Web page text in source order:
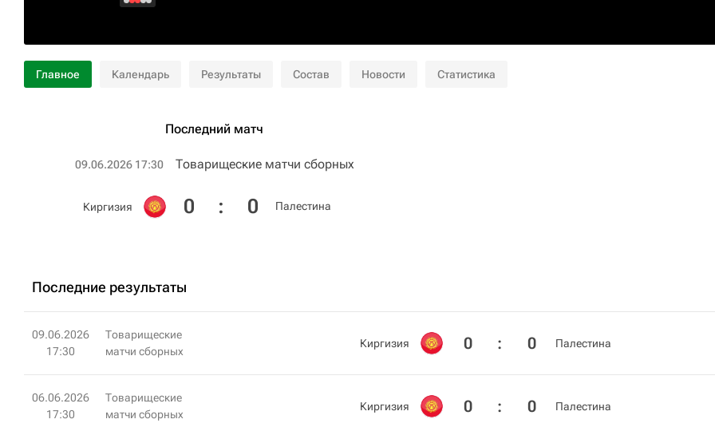
Главное Календарь Результаты Состав Новости Статистика
Последний матч
09.06.2026 17:30 Товарищеские матчи сборных
Киргизия 0 : 0 Палестина
Последние результаты
09.06.2026
17:30
Товарищеские
матчи сборных
Киргизия 0 : 0 Палестина
06.06.2026
17:30
Товарищеские
матчи сборных
Киргизия 0 : 0 Палестина